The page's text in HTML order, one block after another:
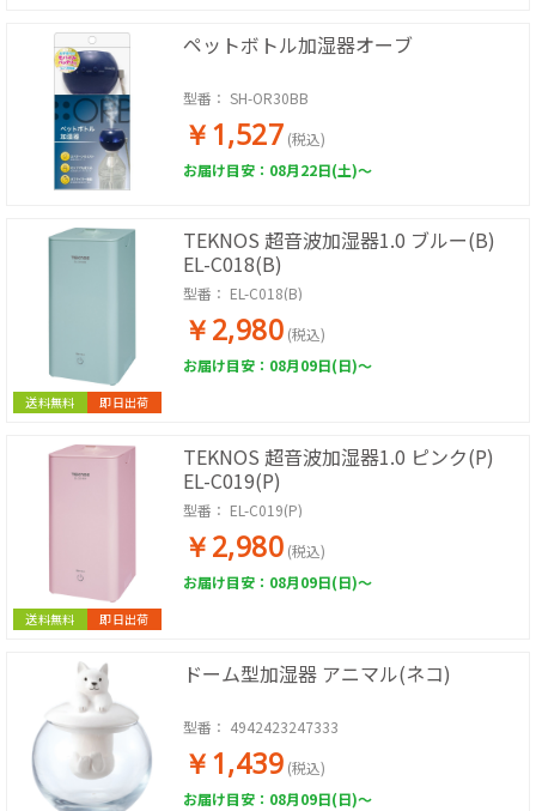
ペットボトル加湿器オーブ
型番： SH-OR30BB
￥1,527 (税込)
お届け目安：08月22日(土)～
送料無料 即日出荷
TEKNOS 超音波加湿器1.0 ブルー(B)
EL-C018(B)
型番： EL-C018(B)
￥2,980 (税込)
お届け目安：08月09日(日)～
送料無料 即日出荷
TEKNOS 超音波加湿器1.0 ピンク(P)
EL-C019(P)
型番： EL-C019(P)
￥2,980 (税込)
お届け目安：08月09日(日)～
ドーム型加湿器 アニマル(ネコ)
型番： 4942423247333
￥1,439 (税込)
お届け目安：08月09日(日)～